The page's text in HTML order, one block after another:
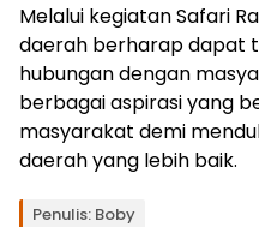
Melalui kegiatan Safari
daerah berharap dapat
hubungan dengan
berbagai aspirasi yang
masyarakat demi
daerah yang lebih baik.
Tag:
Penulis: Boby